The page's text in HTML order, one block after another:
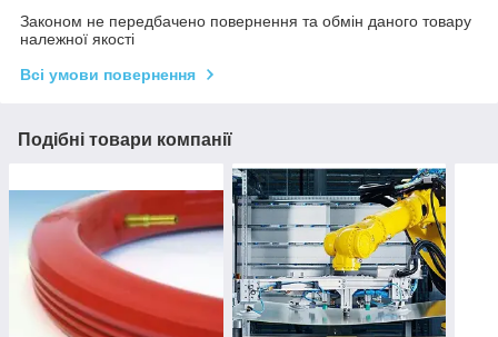
Законом не передбачено повернення та обмін даного товару
належної якості
Всі умови повернення
Подібні товари компанії